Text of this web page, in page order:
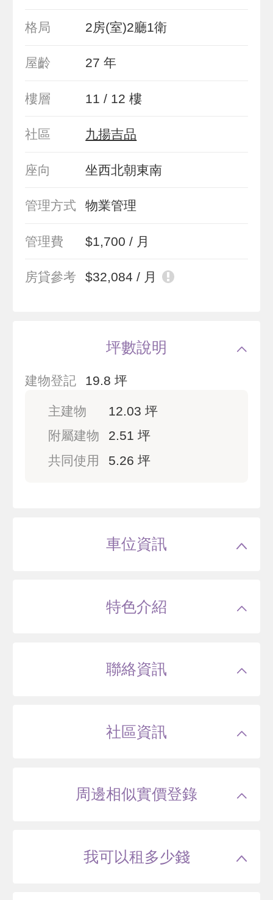
格局 2房(室)2廳1衛
屋齡 27 年
樓層 11 / 12 樓
社區 九揚吉品
座向 坐西北朝東南
管理方式 物業管理
管理費 $1,700 / 月
房貸參考 $32,084 / 月
坪數說明
建物登記 19.8 坪
主建物
12.03 坪
附屬建物
2.51 坪
共同使用
5.26 坪
車位資訊
特色介紹
聯絡資訊
社區資訊
周邊相似實價登錄
我可以租多少錢